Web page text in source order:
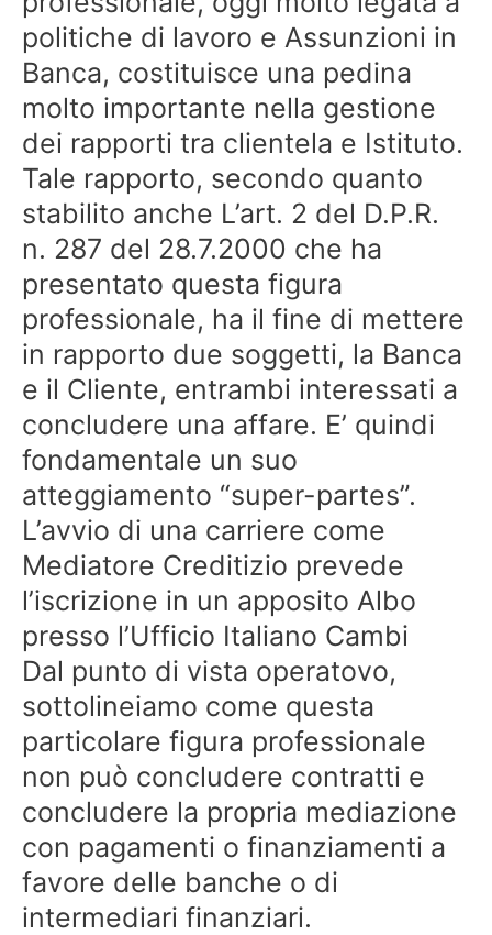
politiche di lavoro e Assunzioni in
Banca, costituisce una pedina
molto importante nella gestione
dei rapporti tra clientela e Istituto.
Tale rapporto, secondo quanto
stabilito anche L’art. 2 del D.P.R.
n. 287 del 28.7.2000 che ha
presentato questa figura
professionale, ha il fine di mettere
in rapporto due soggetti, la Banca
e il Cliente, entrambi interessati a
concludere una affare. E’ quindi
fondamentale un suo
atteggiamento “super-partes”.
L’avvio di una carriere come
Mediatore Creditizio prevede
l’iscrizione in un apposito Albo
presso l’Ufficio Italiano Cambi
Dal punto di vista operatovo,
sottolineiamo come questa
particolare figura professionale
non può concludere contratti e
concludere la propria mediazione
con pagamenti o finanziamenti a
favore delle banche o di
intermediari finanziari.